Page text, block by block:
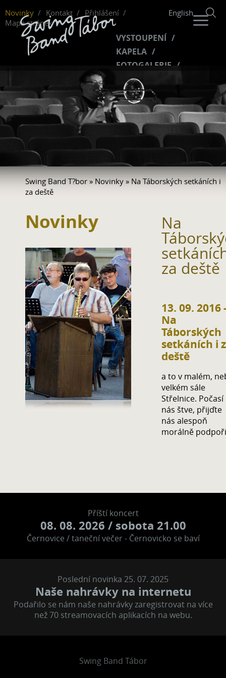
Novinky Kontakt
Přihlášení
Mapa stránek
English
VYSTOUPENÍ
KAPELA
FOTOGALERIE
HUDBA
FANKLUB
Swing Band T?bor » Novinky » Na Táborských setkáních i
za deště
Novinky Na
za deště
13. 09. 2016
Na
Táborských
setkáních i
deště
a to v malém,
velkém sále
Střelnice. Počasí
nás štve, přijďte
nás alespoň
morálně
Příští koncert
08. 08. 2026 / sobota 21.00
Černovice / taneční večer - Černovicko se baví
Poslední novinka 25. 07. 2025
Naše nahrávky na internetu
Podařilo se nám naše nahrávky zaregistrovat na více
než 70 streamovacích aplikacích na webu.
Swing Band Tábor